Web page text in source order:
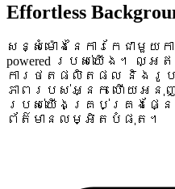
Effortless
សន្សំម៉ោងនៃការកែជាមួយក
powered របស់យើង។ ល្អឥ
ការថតផលិតផល និងរូបភ
ភាពរបស់អ្នក ហើយអនុញ្ញ
របស់យើងគ្រប់គ្រងផ្នែ
ព័ត៌មានលម្អិតបំផុត។